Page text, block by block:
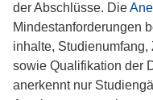
der Abschlüsse. Die
Mindestanforderungen
inhalte,
sowie Qualifikation der
anerkennt nur